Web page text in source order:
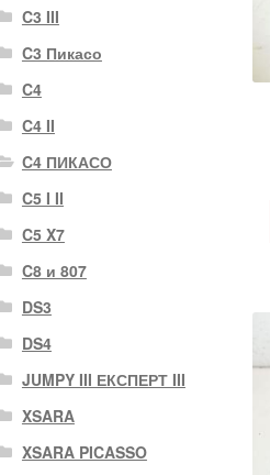
C3 III
C3 Пикасо
C4
C4 II
C4 ПИКАСО
C5 I II
C5 X7
C8 и 807
DS3
DS4
JUMPY III ЕКСПЕРТ III
XSARA
XSARA PICASSO